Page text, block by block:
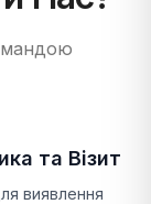
та Візит
виявлення